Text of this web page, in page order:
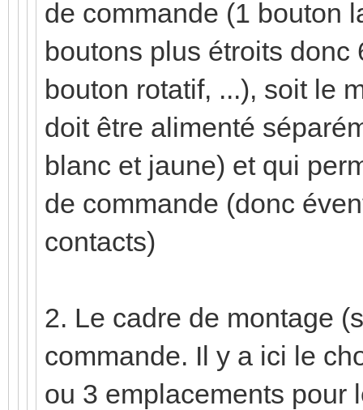
de commande (1 bouton
boutons plus étroits donc
bouton rotatif, ...), soit le
doit être alimenté
blanc et jaune) et qui
de commande (donc
contacts)
2. Le cadre de montage
commande. Il y a ici le
ou 3 emplacements pour